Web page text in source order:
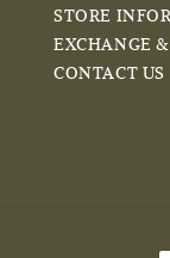
STORE
EXCHANGE
CONTACT US